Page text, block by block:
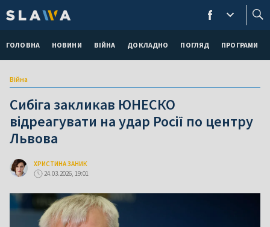
ГОЛОВНА НОВИНИ ВІЙНА ДОКЛАДНО ПОГЛЯД ПРОГРАМИ
Війна
Сибіга закликав ЮНЕСКО
відреагувати на удар Росії по центру
Львова
ХРИСТИНА ЗАНИК
24.03.2026, 19:01